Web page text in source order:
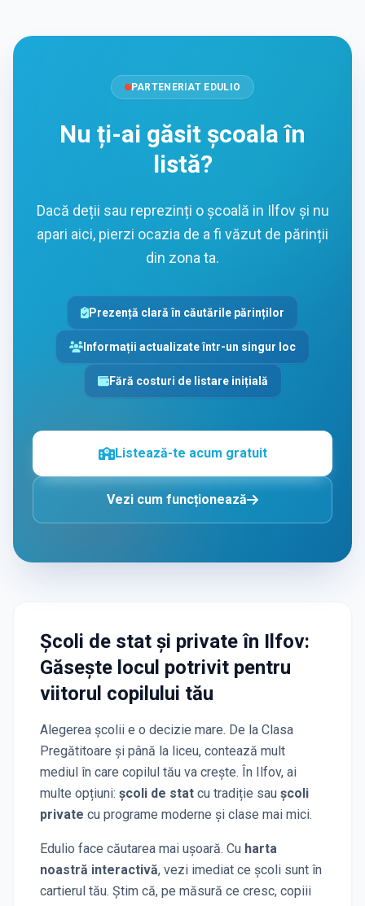
PARTENERIAT EDULIO
Nu ți-ai găsit școala în
listă?
Dacă deții sau reprezinți o școală in Ilfov și nu
apari aici, pierzi ocazia de a fi văzut de părinții
din zona ta.
Prezență clară în căutările părinților
Informații actualizate într-un singur loc
Fără costuri de listare inițială
Listează-te acum gratuit
Vezi cum funcționează
Școli de stat și privateîn Ilfov:
Găsește locul potrivit pentru
viitorul copilului tău
Alegerea școlii e o decizie mare. De la Clasa
Pregătitoare și până la liceu, contează mult
mediul în care copilul tău va crește. În Ilfov, ai
multe opțiuni: școli de stat cu tradiție sau școli
private cu programe moderne și clase mai mici.
Edulio face căutarea mai ușoară. Cu harta
noastră interactivă, vezi imediat ce școli sunt în
cartierul tău. Știm că, pe măsură ce cresc, copiii